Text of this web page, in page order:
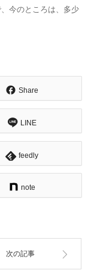
今のところは、多少
Share
LINE
feedly
note
次の記事